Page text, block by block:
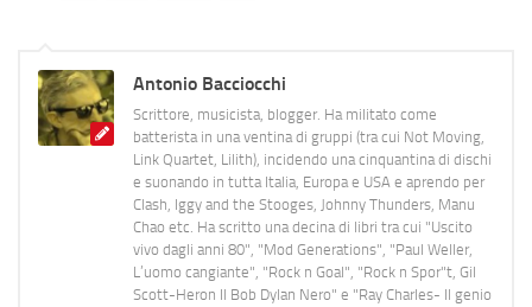
Antonio Bacciocchi
Scrittore, musicista, blogger. Ha militato come
batterista in una ventina di gruppi (tra cui Not Moving,
Link Quartet, Lilith), incidendo una cinquantina di dischi
e suonando in tutta Italia, Europa e USA e aprendo per
Clash, Iggy and the Stooges, Johnny Thunders, Manu
Chao etc. Ha scritto una decina di libri tra cui "Uscito
vivo dagli anni 80", "Mod Generations", "Paul Weller,
L’uomo cangiante", "Rock n Goal", "Rock n Spor"t, Gil
Scott-Heron Il Bob Dylan Nero" e "Ray Charles- Il genio